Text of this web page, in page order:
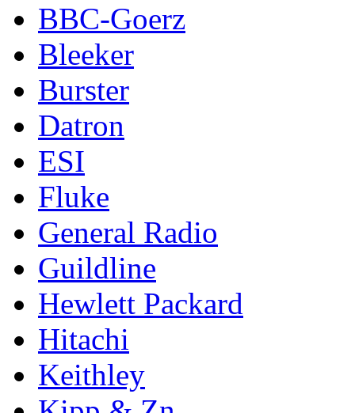
BBC-Goerz
Bleeker
Burster
Datron
ESI
Fluke
General Radio
Guildline
Hewlett Packard
Hitachi
Keithley